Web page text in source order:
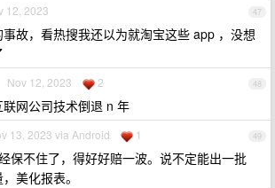
47
12, 2023
故，看热搜我还以为就淘宝这些 app ，没想
48
Nov 12, 2023 2
网公司技术倒退 n 年
49
13, 2023 via Android 1
保不住了，得好好赔一波。说不定能出一批
美化报表。